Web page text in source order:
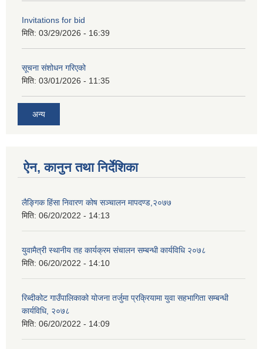
Invitations for bid
मिति: 03/29/2026 - 16:39
सूचना संशोधन गरिएको
मिति: 03/01/2026 - 11:35
अन्य
ऐन, कानुन तथा निर्देशिका
लैङ्गिक हिंसा निवारण कोष सञ्चालन मापदण्ड,२०७७
मिति: 06/20/2022 - 14:13
युवामैत्री स्थानीय तह कार्यक्रम संचालन सम्बन्धी कार्यविधि २०७८
मिति: 06/20/2022 - 14:10
रिब्दीकोट गाउँपालिकाको योजना तर्जुमा प्रक्रियामा युवा सहभागिता सम्बन्धी
कार्यविधि, २०७८
मिति: 06/20/2022 - 14:09